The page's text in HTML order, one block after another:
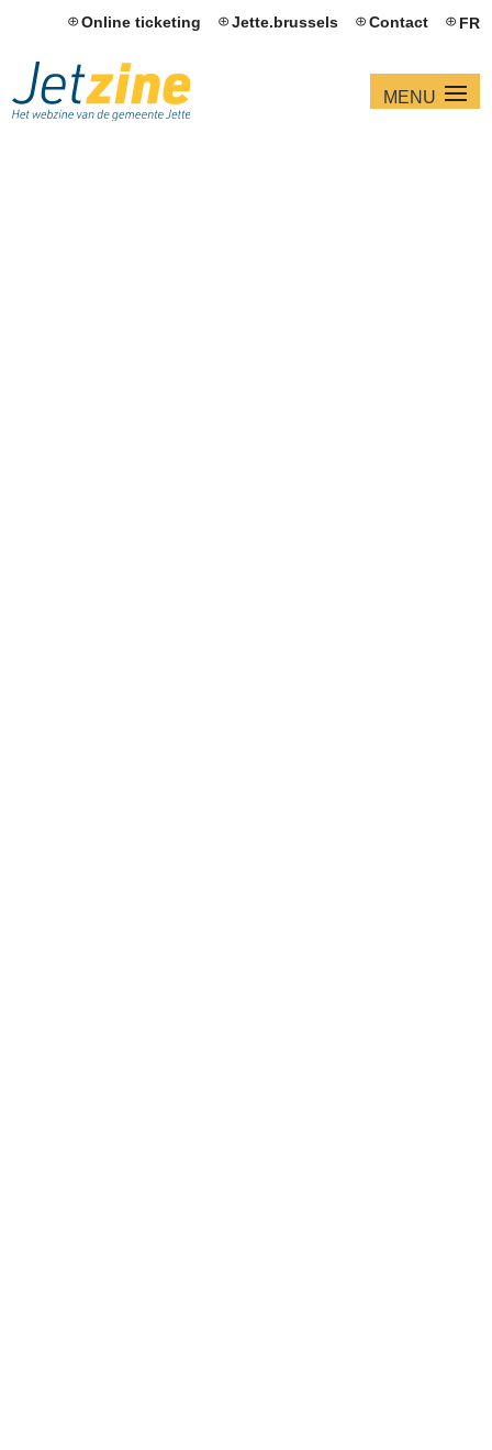
Online ticketing Jette.brussels Contact FR